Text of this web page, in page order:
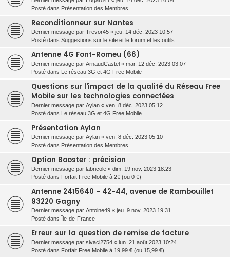
Posté dans Présentation des Membres
Reconditionneur sur Nantes
Dernier message par Trevor45 « jeu. 14 déc. 2023 10:57
Posté dans Suggestions sur le site et le forum et les outils
Antenne 4G Font-Romeu (66)
Dernier message par ArnaudCastel « mar. 12 déc. 2023 03:07
Posté dans Le réseau 3G et 4G Free Mobile
Questions sur l'impact de la qualité du Réseau Free
Mobile sur les technologies connectées
Dernier message par Aylan « ven. 8 déc. 2023 05:12
Posté dans Le réseau 3G et 4G Free Mobile
Présentation Aylan
Dernier message par Aylan « ven. 8 déc. 2023 05:10
Posté dans Présentation des Membres
Option Booster : précision
Dernier message par labricole « dim. 19 nov. 2023 18:23
Posté dans Forfait Free Mobile à 2€ (ou 0 €)
Antenne 2415640 - 42-44, avenue de Rambouillet
93220 Gagny
Dernier message par Antoine49 « jeu. 9 nov. 2023 19:31
Posté dans Île-de-France
Erreur sur la question de remise de facture
Dernier message par sivaci2754 « lun. 21 août 2023 10:24
Posté dans Forfait Free Mobile à 19,99 € (ou 15,99 €)